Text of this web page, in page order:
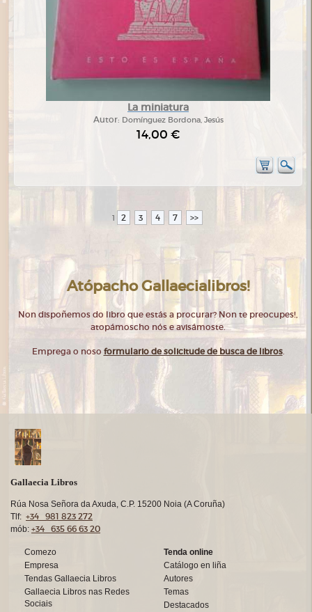
La miniatura
Autor: Domínguez Bordona, Jesús
14,00 €
1 2 3 4 7 >>
Atópacho Gallaecialibros!
Non dispoñemos do libro que estás a procurar? Non te preocupes!,
atopámoscho nós e avisámoste.
Emprega o noso formulario de solicitude de busca de libros.
Gallaecia Libros
Rúa Nosa Señora da Axuda, C.P. 15200 Noia (A Coruña)
Tlf: +34 981 823 272
mób: +34 635 66 63 20
Comezo
Empresa
Tendas Gallaecia Libros
Gallaecia Libros nas Redes
Sociais
Tenda online
Catálogo en liña
Autores
Temas
Destacados